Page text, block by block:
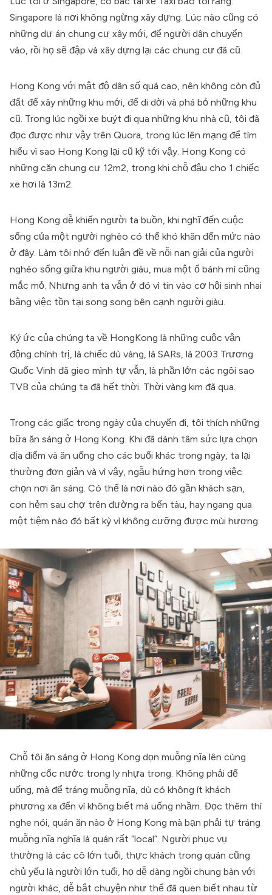
Singapore là nơi không ngừng xây dựng. Lúc nào cũng có
những dự án chung cư xây mới, để người dân chuyển
vào, rồi họ sẽ đập và xây dựng lại các chung cư đã cũ.
Hong Kong với mật độ dân số quá cao, nên không còn đủ
đất để xây những khu mới, để di dời và phá bỏ những khu
cũ. Trong lúc ngồi xe buýt đi qua những khu nhà cũ, tôi đã
đọc được như vậy trên Quora, trong lúc lên mạng để tìm
hiểu vì sao Hong Kong lại cũ kỹ tới vậy. Hong Kong có
những căn chung cư 12m2, trong khi chỗ đậu cho 1 chiếc
xe hơi là 13m2.
Hong Kong dễ khiến người ta buồn, khi nghĩ đến cuộc
sống của một người nghèo có thể khó khăn đến mức nào
ở đây. Làm tôi nhớ đến luận đề về nỗi nan giải của người
nghèo sống giữa khu người giàu, mua một ổ bánh mì cũng
mắc mỏ. Nhưng anh ta vẫn ở đó vì tin vào cơ hội sinh nhai
bằng việc tồn tại song song bên cạnh người giàu.
Ký ức của chúng ta về HongKong là những cuộc vận
động chính trị, là chiếc dù vàng, là SARs, là 2003 Trương
Quốc Vinh đã gieo mình tự vẫn, là phần lớn các ngôi sao
TVB của chúng ta đã hết thời. Thời vàng kim đã qua.
Trong các giấc trong ngày của chuyến đi, tôi thích những
bữa ăn sáng ở Hong Kong. Khi đã dành tâm sức lựa chọn
địa điểm và ăn uống cho các buổi khác trong ngày, ta lại
thường đơn giản và vì vậy, ngẫu hứng hơn trong việc
chọn nơi ăn sáng. Có thể là nơi nào đó gần khách sạn,
con hẻm sau chợ trên đường ra bến tàu, hay ngang qua
một tiệm nào đó bất kỳ vì không cưỡng được mùi hương.
Chỗ tôi ăn sáng ở Hong Kong dọn muỗng nĩa lên cùng
những cốc nước trong ly nhựa trong. Không phải để
uống, mà để tráng muỗng nĩa, dù có không ít khách
phương xa đến vì không biết mà uống nhầm. Đọc thêm thì
nghe nói, quán ăn nào ở Hong Kong mà bạn phải tự tráng
muỗng nĩa nghĩa là quán rất “local”. Người phục vụ
thường là các cô lớn tuổi, thực khách trong quán cũng
chủ yếu là người lớn tuổi, họ dễ dàng ngồi chung bàn với
người khác, dễ bắt chuyện như thể đã quen biết nhau từ